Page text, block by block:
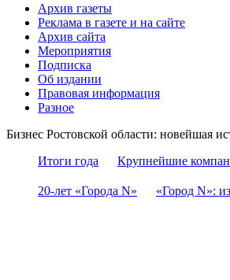
Архив газеты
Реклама в газете и на сайте
Архив сайта
Мероприятия
Подписка
Об издании
Правовая информация
Разное
Бизнес Ростовской области: новейшая
Итоги года
Крупнейшие
20-лет «Города N» «Город N»: